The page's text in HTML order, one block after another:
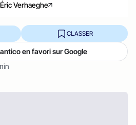
Éric Verhaeghe
CLASSER
en favori sur Google